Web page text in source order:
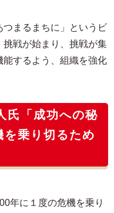
まるまちに」というビ
挑戦が始まり、挑戦が集
能するよう、組織を強化
氏「成功への秘
乗り切るため
に１度の危機を乗り